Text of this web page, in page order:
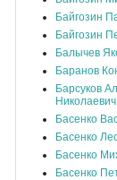
Байгозин
Байгозин
Балычев
Баранов
Барсуков
Николаевич
Басенко
Басенко
Басенко
Басенко